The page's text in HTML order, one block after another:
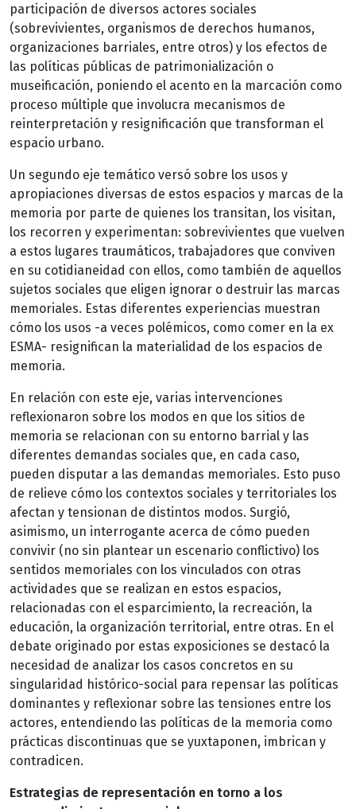
participación de diversos actores sociales
(sobrevivientes, organismos de derechos humanos,
organizaciones barriales, entre otros) y los efectos de
las políticas públicas de patrimonialización o
museificación, poniendo el acento en la marcación como
proceso múltiple que involucra mecanismos de
reinterpretación y resignificación que transforman el
espacio urbano.
Un segundo eje temático versó sobre los usos y
apropiaciones diversas de estos espacios y marcas de la
memoria por parte de quienes los transitan, los visitan,
los recorren y experimentan: sobrevivientes que vuelven
a estos lugares traumáticos, trabajadores que conviven
en su cotidianeidad con ellos, como también de aquellos
sujetos sociales que eligen ignorar o destruir las marcas
memoriales. Estas diferentes experiencias muestran
cómo los usos -a veces polémicos, como comer en la ex
ESMA- resignifican la materialidad de los espacios de
memoria.
En relación con este eje, varias intervenciones
reflexionaron sobre los modos en que los sitios de
memoria se relacionan con su entorno barrial y las
diferentes demandas sociales que, en cada caso,
pueden disputar a las demandas memoriales. Esto puso
de relieve cómo los contextos sociales y territoriales los
afectan y tensionan de distintos modos. Surgió,
asimismo, un interrogante acerca de cómo pueden
convivir (no sin plantear un escenario conflictivo) los
sentidos memoriales con los vinculados con otras
actividades que se realizan en estos espacios,
relacionadas con el esparcimiento, la recreación, la
educación, la organización territorial, entre otras. En el
debate originado por estas exposiciones se destacó la
necesidad de analizar los casos concretos en su
singularidad histórico-social para repensar las políticas
dominantes y reflexionar sobre las tensiones entre los
actores, entendiendo las políticas de la memoria como
prácticas discontinuas que se yuxtaponen, imbrican y
contradicen.
Estrategias de representación en torno a los